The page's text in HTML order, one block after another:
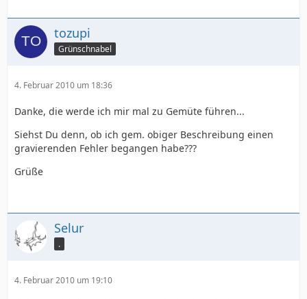
tozupi
Grünschnabel
4. Februar 2010 um 18:36
Danke, die werde ich mir mal zu Gemüte führen...
Siehst Du denn, ob ich gem. obiger Beschreibung einen
gravierenden Fehler begangen habe???
Grüße
Selur
.
4. Februar 2010 um 19:10